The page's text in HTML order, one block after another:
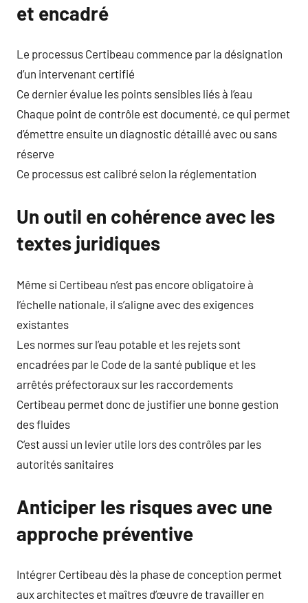
et encadré
Le processus Certibeau commence par la désignation
d’un intervenant certifié
Ce dernier évalue les points sensibles liés à l’eau
Chaque point de contrôle est documenté, ce qui permet
d’émettre ensuite un diagnostic détaillé avec ou sans
réserve
Ce processus est calibré selon la réglementation
Un outil en cohérence avec les
textes juridiques
Même si Certibeau n’est pas encore obligatoire à
l’échelle nationale, il s’aligne avec des exigences
existantes
Les normes sur l’eau potable et les rejets sont
encadrées par le Code de la santé publique et les
arrêtés préfectoraux sur les raccordements
Certibeau permet donc de justifier une bonne gestion
des fluides
C’est aussi un levier utile lors des contrôles par les
autorités sanitaires
Anticiper les risques avec une
approche préventive
Intégrer Certibeau dès la phase de conception permet
aux architectes et maîtres d’œuvre de travailler en